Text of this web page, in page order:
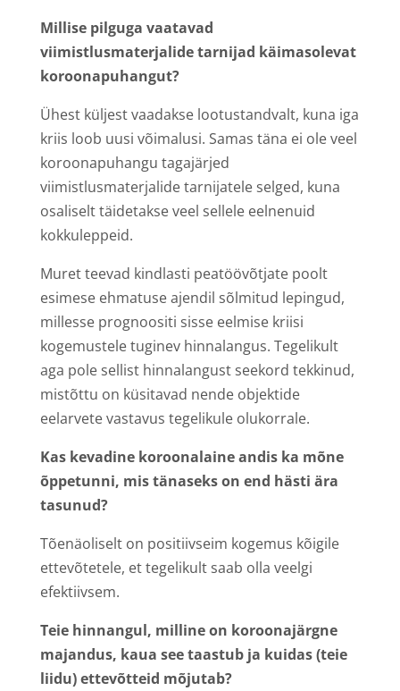
Millise pilguga vaatavad
viimistlusmaterjalide tarnijad käimasolevat
koroonapuhangut?
Ühest küljest vaadakse lootustandvalt, kuna iga
kriis loob uusi võimalusi. Samas täna ei ole veel
koroonapuhangu tagajärjed
viimistlusmaterjalide tarnijatele selged, kuna
osaliselt täidetakse veel sellele eelnenuid
kokkuleppeid.
Muret teevad kindlasti peatöövõtjate poolt
esimese ehmatuse ajendil sõlmitud lepingud,
millesse prognoositi sisse eelmise kriisi
kogemustele tuginev hinnalangus. Tegelikult
aga pole sellist hinnalangust seekord tekkinud,
mistõttu on küsitavad nende objektide
eelarvete vastavus tegelikule olukorrale.
Kas kevadine koroonalaine andis ka mõne
õppetunni, mis tänaseks on end hästi ära
tasunud?
Tõenäoliselt on positiivseim kogemus kõigile
ettevõtetele, et tegelikult saab olla veelgi
efektiivsem.
Teie hinnangul, milline on koroonajärgne
majandus, kaua see taastub ja kuidas (teie
liidu) ettevõtteid mõjutab?